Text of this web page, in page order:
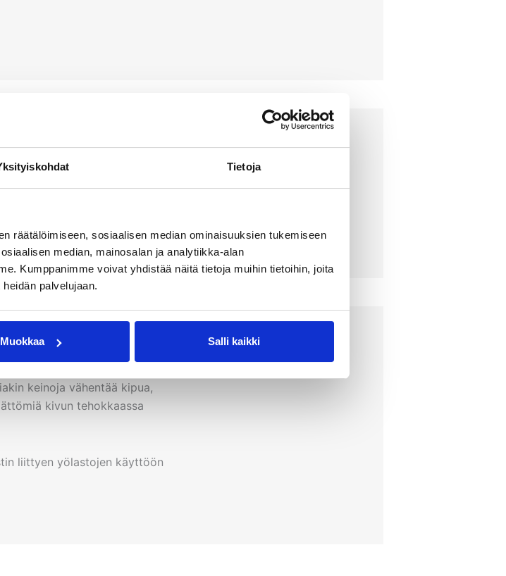
Tietoja
räätälöimiseen, sosiaalisen median ominaisuuksien tukemiseen
median, mainosalan ja analytiikka-alan
Kumppanimme voivat yhdistää näitä tietoja muihin tietoihin, joita
palvelujaan.
Muokkaa Salli kaikki
tekstin jalkineista jalkojen
jalan ongelmissa
hoidossa, erityisesti jos kipua
keinoja vähentää kipua,
kivun tehokkaassa
liittyen yölastojen käyttöön